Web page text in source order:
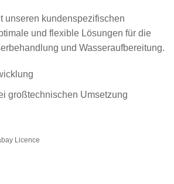
unseren kundenspezifischen
und flexible Lösungen für die
und Wasseraufbereitung.
großtechnischen Umsetzung
Licence